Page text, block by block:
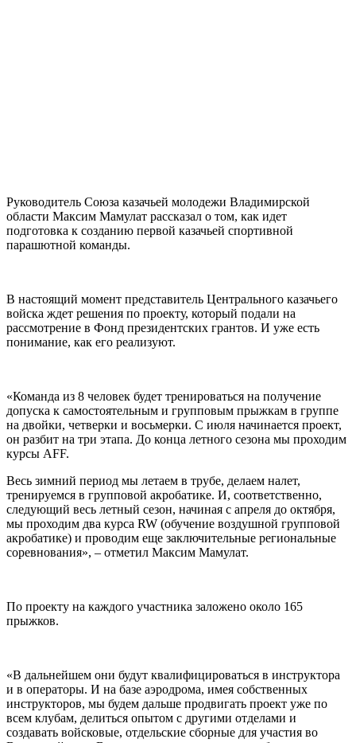
Руководитель Союза казачьей молодежи Владимирской
области Максим Мамулат рассказал о том, как идет
подготовка к созданию первой казачьей спортивной
парашютной команды.
В настоящий момент представитель Центрального казачьего
войска ждет решения по проекту, который подали на
рассмотрение в Фонд президентских грантов. И уже есть
понимание, как его реализуют.
«Команда из 8 человек будет тренироваться на получение
допуска к самостоятельным и групповым прыжкам в группе
на двойки, четверки и восьмерки. С июля начинается проект,
он разбит на три этапа. До конца летного сезона мы проходим
курсы AFF.
Весь зимний период мы летаем в трубе, делаем налет,
тренируемся в групповой акробатике. И, соответственно,
следующий весь летный сезон, начиная с апреля до октября,
мы проходим два курса RW (обучение воздушной групповой
акробатике) и проводим еще заключительные региональные
соревнования», – отметил Максим Мамулат.
По проекту на каждого участника заложено около 165
прыжков.
«В дальнейшем они будут квалифицироваться в инструктора
и в операторы. И на базе аэродрома, имея собственных
инструкторов, мы будем дальше продвигать проект уже по
всем клубам, делиться опытом с другими отделами и
создавать войсковые, отдельские сборные для участия во